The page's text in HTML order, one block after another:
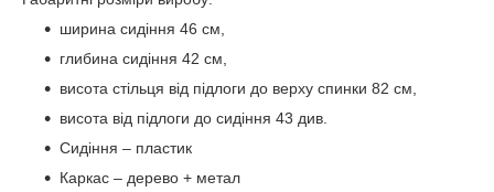
ширина сидіння 46 см,
глибина сидіння 42 см,
висота стільця від підлоги до верху спинки 82 см,
висота від підлоги до сидіння 43 див.
Сидіння – пластик
Каркас – дерево + метал